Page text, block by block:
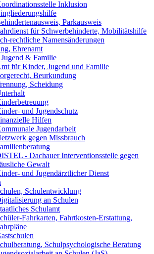
Inklusion
Parkausweis
für Schwerbehinderte, Mobilitätshilfe
rechtliche Namensänderungen
Ehrenamt
& Familie
für Kinder, Jugend und Familie
Beurkundung
Scheidung
und Jugendschutz
Hilfen
Jugendarbeit
gegen Missbrauch
- Dachauer Interventionsstelle gegen
Gewalt
und Jugendärztlicher Dienst
Schulentwicklung
an Schulen
Schulamt
Fahrkarten, Fahrtkosten-Erstattung,
Schulpsychologische Beratung